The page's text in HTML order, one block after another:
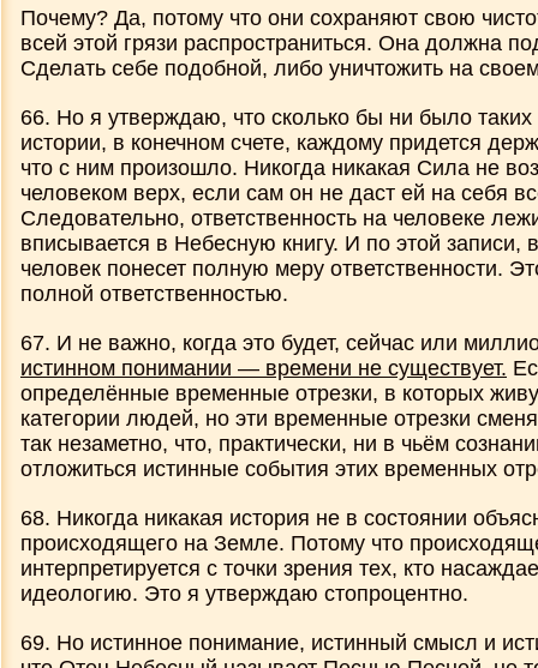
Почему? Да, потому что они сохраняют свою
всей этой грязи распространиться. Она должна
Сделать себе подобной, либо уничтожить на
66. Но я утверждаю, что сколько бы ни было
истории, в конечном счете, каждому придется
что с ним произошло. Никогда никакая Сила не
человеком верх, если сам он не даст ей на себя
Следовательно, ответственность на человеке
вписывается в Небесную книгу. И по этой записи,
человек понесет полную меру ответственности.
полной ответственностью.
67. И не важно, когда это будет, сейчас или
истинном понимании — времени не существует.
определённые временные отрезки, в которых
категории людей, но эти временные отрезки
так незаметно, что, практически, ни в чьём
отложиться истинные события этих временных
68. Никогда никакая история не в состоянии
происходящего на Земле. Потому что
интерпретируется с точки зрения тех, кто
идеологию. Это я утверждаю стопроцентно.
69. Но истинное понимание, истинный смысл и